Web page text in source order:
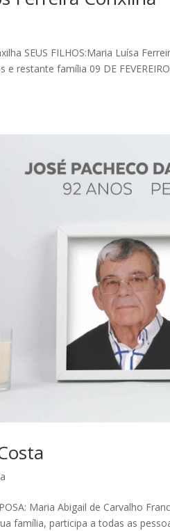
SEUS FILHOS:Maria Luísa
e restante família 09 DE
Maria Abigail de Carvalho
família, participa a todas as